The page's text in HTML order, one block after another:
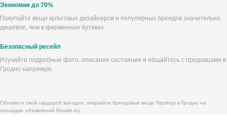
Экономия до 70%
Покупайте вещи культовых дизайнеров и популярных брендов значительно
дешевле, чем в фирменных бутиках.
Безопасный ресейл
Изучайте подробные фото, описание состояния и общайтесь с продавцами в
Гродно напрямую.
Обновите свой гардероб выгодно: покупайте брендовые вещи Topshop в Гродно на
площадке объявлений Resale.by.